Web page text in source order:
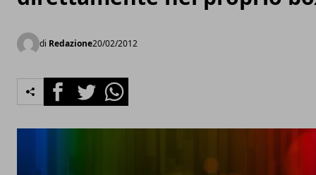
di Redazione20/02/2012
FacebookTwitterWhatsapp